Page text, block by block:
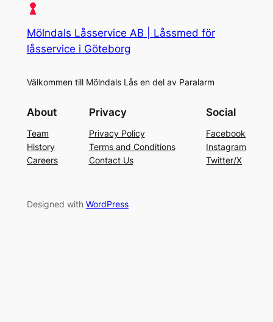
Mölndals Låsservice AB | Låssmed för
låsservice i Göteborg
Välkommen till Mölndals Lås en del av Paralarm
About
Team
History
Careers
Privacy
Privacy Policy
Terms and Conditions
Contact Us
Social
Facebook
Instagram
Twitter/X
Designed with WordPress